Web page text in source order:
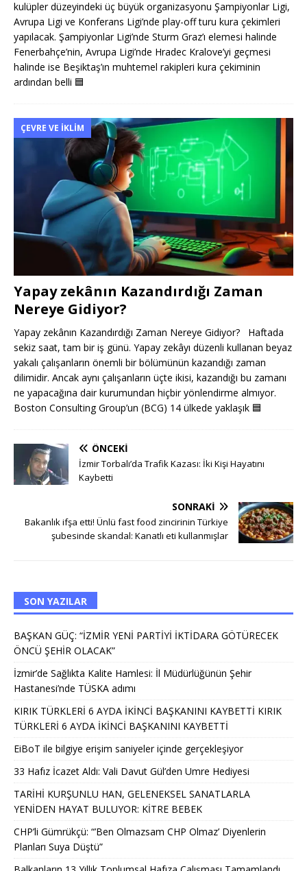
kulüpler düzeyindeki üç büyük organizasyonu Şampiyonlar Ligi,
Avrupa Ligi ve Konferans Ligi’nde play-off turu kura çekimleri
yapılacak. Şampiyonlar Ligi’nde Sturm Graz’ı elemesi halinde
Fenerbahçe’nin, Avrupa Ligi’nde Hradec Kralove’yi geçmesi
halinde ise Beşiktaş’ın muhtemel rakipleri kura çekiminin
ardından belli 🟦
ÇEVRE VE İKLIM
Yapay zekânın Kazandırdığı Zaman
Nereye Gidiyor?
Yapay zekânın Kazandırdığı Zaman Nereye Gidiyor? Haftada
sekiz saat, tam bir iş günü. Yapay zekâyı düzenli kullanan beyaz
yakalı çalışanların önemli bir bölümünün kazandığı zaman
dilimidir. Ancak aynı çalışanların üçte ikisi, kazandığı bu zamanı
ne yapacağına dair kurumundan hiçbir yönlendirme almıyor.
Boston Consulting Group’un (BCG) 14 ülkede yaklaşık 🟦
ÖNCEKI
İzmir Torbalı’da Trafik Kazası: İki Kişi Hayatını
Kaybetti
SONRAKI
Bakanlık ifşa etti! Ünlü fast food zincirinin Türkiye
şubesinde skandal: Kanatlı eti kullanmışlar
SON YAZILAR
BAŞKAN GÜÇ: “İZMİR YENİ PARTİYİ İKTİDARA GÖTÜRECEK
ÖNCÜ ŞEHİR OLACAK”
İzmir’de Sağlıkta Kalite Hamlesi: İl Müdürlüğünün Şehir
Hastanesi’nde TÜSKA adımı
KIRIK TÜRKLERİ 6 AYDA İKİNCİ BAŞKANINI KAYBETTİ KIRIK
TÜRKLERİ 6 AYDA İKİNCİ BAŞKANINI KAYBETTİ
EiBoT ile bilgiye erişim saniyeler içinde gerçekleşiyor
33 Hafız İcazet Aldı: Vali Davut Gül’den Umre Hediyesi
TARİHİ KURŞUNLU HAN, GELENEKSEL SANATLARLA
YENİDEN HAYAT BULUYOR: KİTRE BEBEK
CHP’li Gümrükçü: “’Ben Olmazsam CHP Olmaz’ Diyenlerin
Planları Suya Düştü”